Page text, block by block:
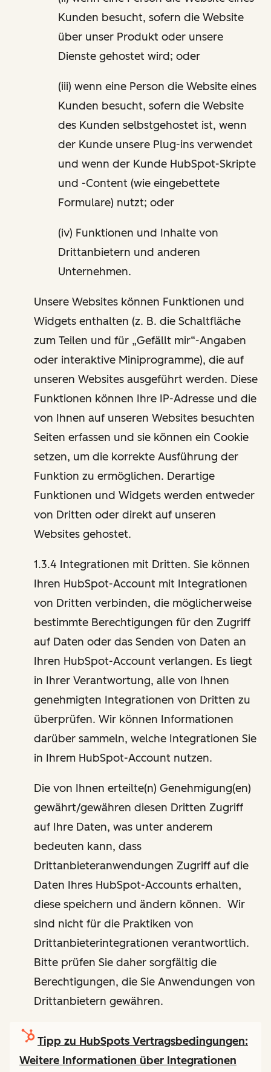
Kunden besucht, sofern die Website
über unser Produkt oder unsere
Dienste gehostet wird; oder
(iii) wenn eine Person die Website eines
Kunden besucht, sofern die Website
des Kunden selbstgehostet ist, wenn
der Kunde unsere Plug-ins verwendet
und wenn der Kunde HubSpot-Skripte
und -Content (wie eingebettete
Formulare) nutzt; oder
(iv) Funktionen und Inhalte von
Drittanbietern und anderen
Unternehmen.
Unsere Websites können Funktionen und
Widgets enthalten (z. B. die Schaltfläche
zum Teilen und für „Gefällt mir“-Angaben
oder interaktive Miniprogramme), die auf
unseren Websites ausgeführt werden. Diese
Funktionen können Ihre IP-Adresse und die
von Ihnen auf unseren Websites besuchten
Seiten erfassen und sie können ein Cookie
setzen, um die korrekte Ausführung der
Funktion zu ermöglichen. Derartige
Funktionen und Widgets werden entweder
von Dritten oder direkt auf unseren
Websites gehostet.
1.3.4 Integrationen mit Dritten. Sie können
Ihren HubSpot-Account mit Integrationen
von Dritten verbinden, die möglicherweise
bestimmte Berechtigungen für den Zugriff
auf Daten oder das Senden von Daten an
Ihren HubSpot-Account verlangen. Es liegt
in Ihrer Verantwortung, alle von Ihnen
genehmigten Integrationen von Dritten zu
überprüfen. Wir können Informationen
darüber sammeln, welche Integrationen Sie
in Ihrem HubSpot-Account nutzen.
Die von Ihnen erteilte(n) Genehmigung(en)
gewährt/gewähren diesen Dritten Zugriff
auf Ihre Daten, was unter anderem
bedeuten kann, dass
Drittanbieteranwendungen Zugriff auf die
Daten Ihres HubSpot-Accounts erhalten,
diese speichern und ändern können. Wir
sind nicht für die Praktiken von
Drittanbieterintegrationen verantwortlich.
Bitte prüfen Sie daher sorgfältig die
Berechtigungen, die Sie Anwendungen von
Drittanbietern gewähren.
Tipp zu HubSpots Vertragsbedingungen:
Weitere Informationen über Integrationen